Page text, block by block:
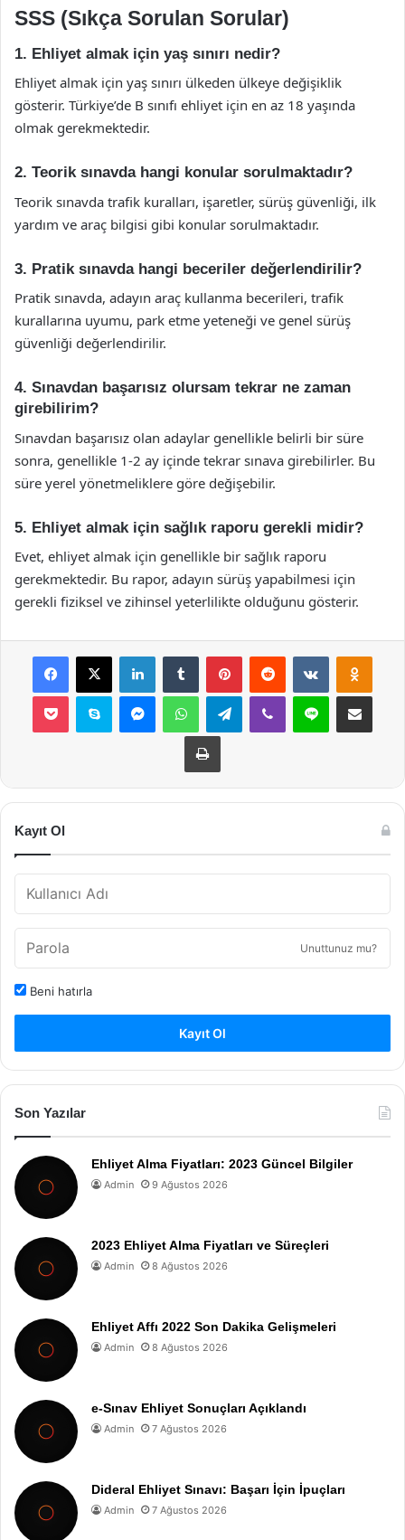
SSS (Sıkça Sorulan Sorular)
1. Ehliyet almak için yaş sınırı nedir?
Ehliyet almak için yaş sınırı ülkeden ülkeye değişiklik
gösterir. Türkiye’de B sınıfı ehliyet için en az 18 yaşında
olmak gerekmektedir.
2. Teorik sınavda hangi konular sorulmaktadır?
Teorik sınavda trafik kuralları, işaretler, sürüş güvenliği, ilk
yardım ve araç bilgisi gibi konular sorulmaktadır.
3. Pratik sınavda hangi beceriler değerlendirilir?
Pratik sınavda, adayın araç kullanma becerileri, trafik
kurallarına uyumu, park etme yeteneği ve genel sürüş
güvenliği değerlendirilir.
4. Sınavdan başarısız olursam tekrar ne zaman
girebilirim?
Sınavdan başarısız olan adaylar genellikle belirli bir süre
sonra, genellikle 1-2 ay içinde tekrar sınava girebilirler. Bu
süre yerel yönetmeliklere göre değişebilir.
5. Ehliyet almak için sağlık raporu gerekli midir?
Evet, ehliyet almak için genellikle bir sağlık raporu
gerekmektedir. Bu rapor, adayın sürüş yapabilmesi için
gerekli fiziksel ve zihinsel yeterlilikte olduğunu gösterir.
Facebook
X LinkedInTumblr PinterestReddit VKontakte
Pocket Skype MessengerWhatsAppTelegramViber Line E-Posta ile
Yazdır
Kayıt Ol
Unuttunuz mu?
Beni hatırla
Kayıt Ol
Son Yazılar
Ehliyet Alma Fiyatları: 2023 Güncel Bilgiler
Admin 9 Ağustos 2026
2023 Ehliyet Alma Fiyatları ve Süreçleri
Admin 8 Ağustos 2026
Ehliyet Affı 2022 Son Dakika Gelişmeleri
Admin 8 Ağustos 2026
e-Sınav Ehliyet Sonuçları Açıklandı
Admin 7 Ağustos 2026
Dideral Ehliyet Sınavı: Başarı İçin İpuçları
Admin 7 Ağustos 2026